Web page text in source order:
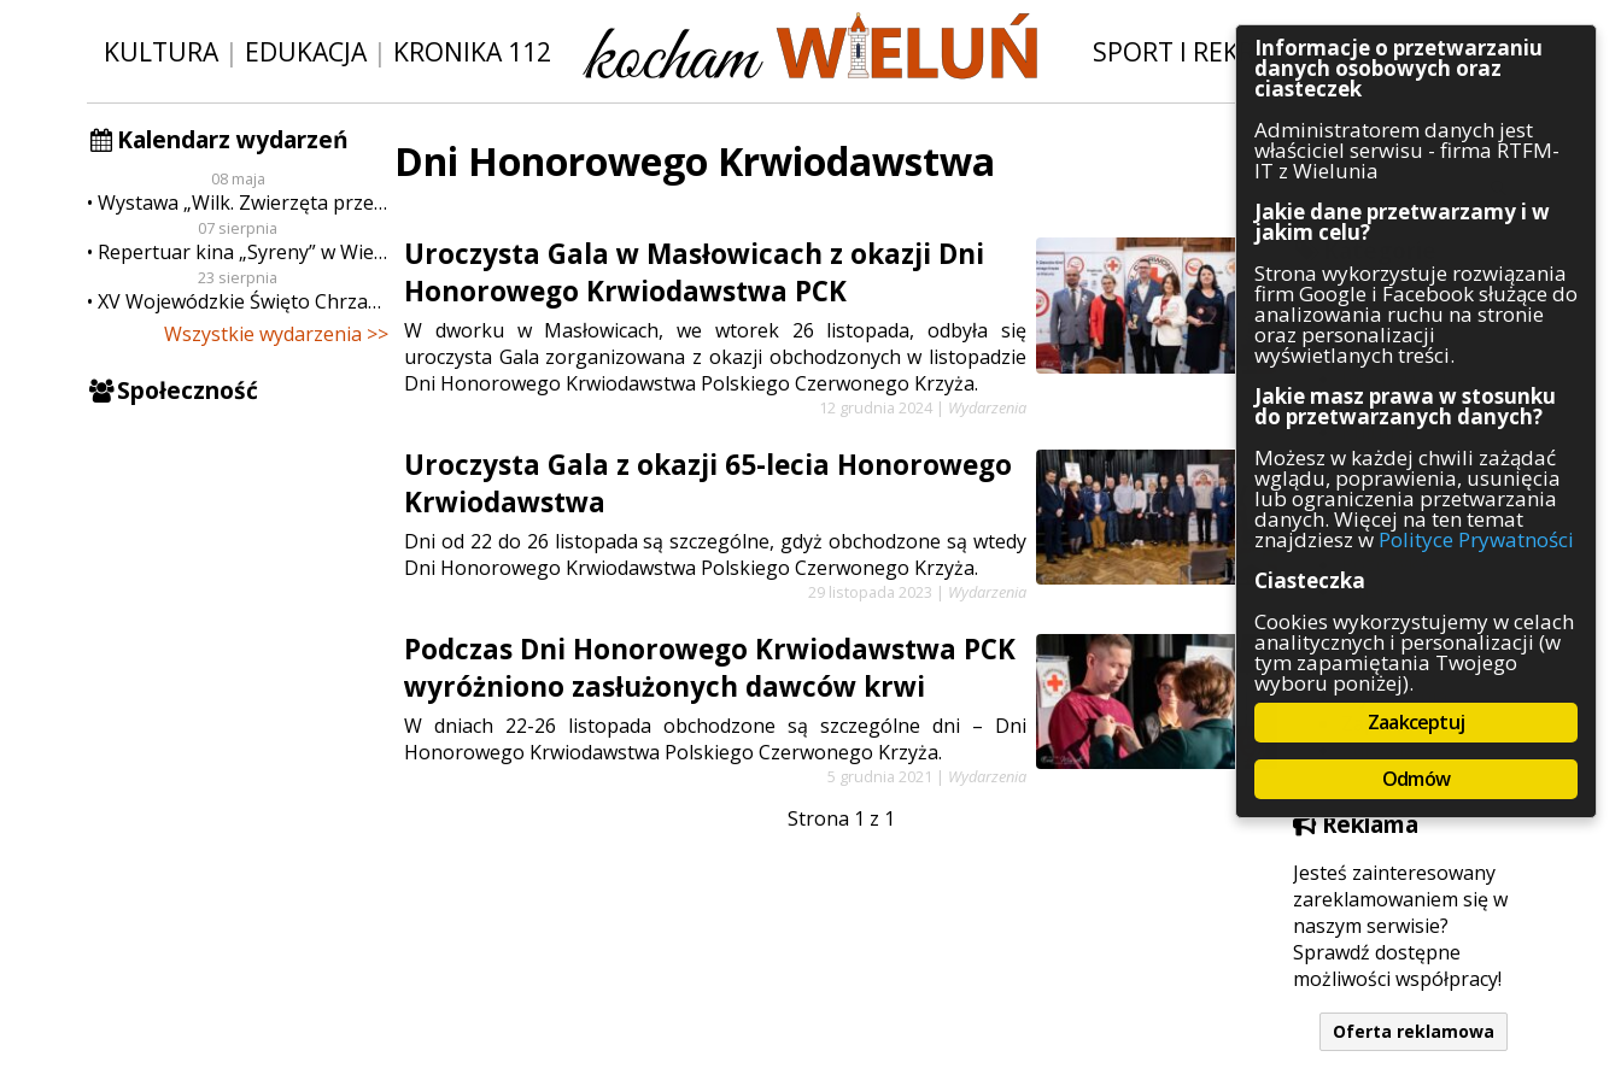
KULTURA| EDUKACJA| KRONIKA 112 SPORT I REKREACJA|INWESTYCJE
Kalendarz wydarzeń
08 maja
Wystawa „Wilk. Zwierzęta przeklęte”
07 sierpnia
Repertuar kina „Syreny” w Wieluniu w dn. od 7 do 13 sierpnia
23 sierpnia
XV Wojewódzkie Święto Chrzanu
Wszystkie wydarzenia >>
Społeczność
Szukaj
Kategorie
Architektura
Gospodarka
Handel
Komunikaty
Kultura
Polityka
Pozostałe
Psychologia
Rolnictwo
Służby
Sport
Środowisko
Szkolnictwo
Wydarzenia
Zapowiedzi
Zdrowie
Reklama
Jesteś zainteresowany
zareklamowaniem się w
naszym serwisie?
Sprawdź dostępne
możliwości współpracy!
Oferta reklamowa
Dni Honorowego Krwiodawstwa
Uroczysta Gala w Masłowicach z okazji Dni
Honorowego Krwiodawstwa PCK
W dworku w Masłowicach, we wtorek 26 listopada, odbyła się
uroczysta Gala zorganizowana z okazji obchodzonych w listopadzie
Dni Honorowego Krwiodawstwa Polskiego Czerwonego Krzyża.
12 grudnia 2024 | Wydarzenia
Uroczysta Gala z okazji 65-lecia Honorowego
Krwiodawstwa
Dni od 22 do 26 listopada są szczególne, gdyż obchodzone są wtedy
Dni Honorowego Krwiodawstwa Polskiego Czerwonego Krzyża.
29 listopada 2023 | Wydarzenia
Podczas Dni Honorowego Krwiodawstwa PCK
wyróżniono zasłużonych dawców krwi
W dniach 22-26 listopada obchodzone są szczególne dni – Dni
Honorowego Krwiodawstwa Polskiego Czerwonego Krzyża.
5 grudnia 2021 | Wydarzenia
Strona 1 z 1
Informacje o przetwarzaniu
danych osobowych oraz
ciasteczek
Administratorem danych jest
właściciel serwisu - firma RTFM-
IT z Wielunia
Jakie dane przetwarzamy i w
jakim celu?
Strona wykorzystuje rozwiązania
firm Google i Facebook służące do
analizowania ruchu na stronie
oraz personalizacji
wyświetlanych treści.
Jakie masz prawa w stosunku
do przetwarzanych danych?
Możesz w każdej chwili zażądać
wglądu, poprawienia, usunięcia
lub ograniczenia przetwarzania
danych. Więcej na ten temat
znajdziesz w Polityce Prywatności
Ciasteczka
Cookies wykorzystujemy w celach
analitycznych i personalizacji (w
tym zapamiętania Twojego
wyboru poniżej).
Zaakceptuj
Odmów